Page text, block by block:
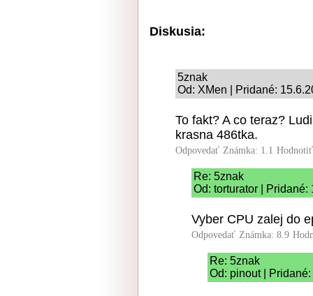
Diskusia:
5znak
Od: XMen | Pridané:
To fakt? A co teraz?
krasna 486tka.
Odpovedať Známka: 1.1
Re: 5znak
Od: torturator | Pridané:
Vyber CPU zalej do
Odpovedať Známka: 8.9
Re: 5znak
Od: pinout |